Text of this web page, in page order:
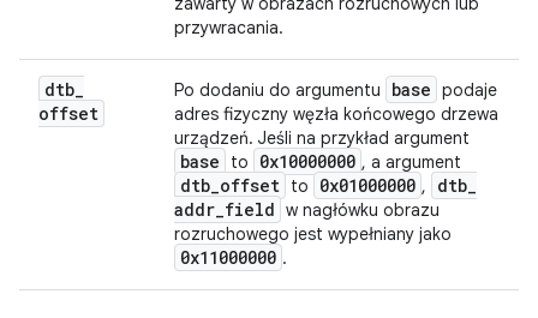
przywracania.
dtb_
offset
Po dodaniu do argumentu base podaje
adres fizyczny węzła końcowego drzewa
urządzeń. Jeśli na przykład argument
base to 0x10000000 , a argument
dtb_offset to 0x01000000 , dtb_
addr_field w nagłówku obrazu
rozruchowego jest wypełniany jako
0x11000000 .